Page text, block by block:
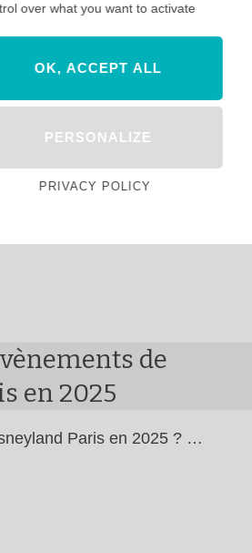
de
en 2025
Paris en 2025 ? …
over what you want to activate
OK, ACCEPT ALL
PERSONALIZE
PRIVACY POLICY